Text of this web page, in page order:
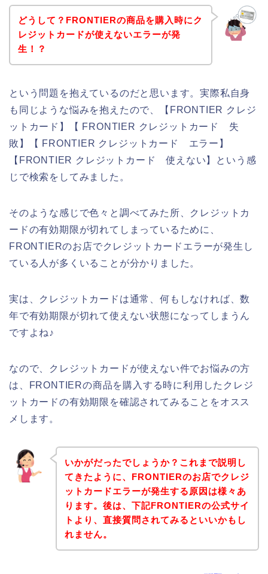
どうして？FRONTIERの商品を購入時にク
レジットカードが使えないエラーが発
生！？
という問題を抱えているのだと思います。実際私自身
も同じような悩みを抱えたので、【FRONTIER クレジ
ットカード】【 FRONTIER クレジットカード 失
敗】【 FRONTIER クレジットカード エラー】
【FRONTIER クレジットカード 使えない】という感
じで検索をしてみました。
そのような感じで色々と調べてみた所、クレジットカ
ードの有効期限が切れてしまっているために、
FRONTIERのお店でクレジットカードエラーが発生し
ている人が多くいることが分かりました。
実は、クレジットカードは通常、何もしなければ、数
年で有効期限が切れて使えない状態になってしまうん
ですよね♪
なので、クレジットカードが使えない件でお悩みの方
は、FRONTIERの商品を購入する時に利用したクレジ
ットカードの有効期限を確認されてみることをオスス
メします。
いかがだったでしょうか？これまで説明し
てきたように、FRONTIERのお店でクレジ
ットカードエラーが発生する原因は様々あ
ります。後は、下記FRONTIERの公式サイ
トより、直接質問されてみるといいかもし
れません。